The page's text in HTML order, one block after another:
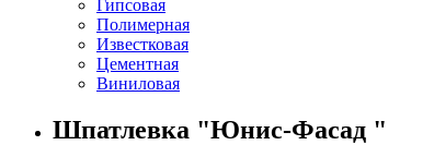
Гипсовая
Полимерная
Известковая
Цементная
Виниловая
Шпатлевка "Юнис-Фасад "